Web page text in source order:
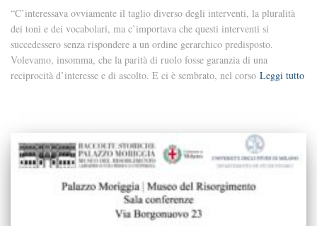
“C’interessava ovviamente il taglio diverso degli interventi, la pluralità
dei toni e dei vocabolari, ma c’importava che questi interventi si
succedessero senza rispondere a un ordine gerarchico predisposto.
Volevamo, insomma, che la parità di ruolo fosse garanzia di una
reciprocità d’interesse e di ascolto. E ci è sembrato, nel corso Leggi tutto